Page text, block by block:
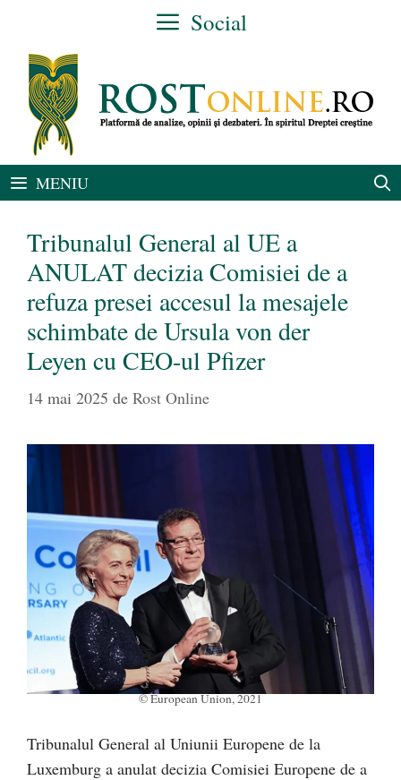
conținut
Social
MENIU
Tribunalul General al UE a
ANULAT decizia Comisiei de a
refuza presei accesul la mesajele
schimbate de Ursula von der
Leyen cu CEO-ul Pfizer
14 mai 2025 de Rost Online
© European Union, 2021
Tribunalul General al Uniunii Europene de la
Luxemburg a anulat decizia Comisiei Europene de a